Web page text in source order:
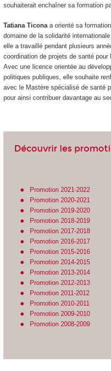
souhaiterait enchaîner sa formation
Tatiana Ticonaa orienté sa
domaine de la solidarité
elle a travaillé pendant plusieurs
coordination de projets de santé pour
Avec une licence orientée au
politiques publiques, elle souhaite
avec le Mastère spécialisé de santé
pour ainsi contribuer davantage au
Découvrir les
Promotion 2021-2022
Promotion 2020-2021
Promotion 2019-2020
Promotion 2018-2019
Promotion 2017-2018
Promotion 2016-2017
Promotion 2015-2016
Promotion 2014-2015
Promotion 2013-2014
Promotion 2012-2013
Promotion 2011-2012
Promotion 2010-2011
Promotion 2009-2010
Promotion 2008-2009